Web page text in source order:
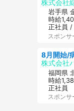
株式会社
岩手県
時給
正社員 /
スポンサ
株式会社
福岡県
時給
正社員
スポンサ